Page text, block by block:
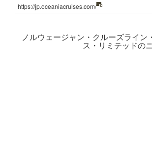
https://jp.oceaniacruises.com/
ノルウェージャン・クルーズライン
ス・リミテッドの